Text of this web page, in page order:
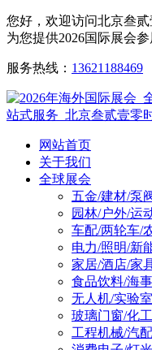
您好，欢迎访问北京叁
为您提供2026国际展会参
服务热线： 13621188469
网站首页
关于我们
全球展会
五金/建材/泵
园林/户外/运
车配/两轮车/
电力/照明/新
家居/酒店/家
食品饮料/海
无人机/实验
玻璃门窗/化
工程机械/汽